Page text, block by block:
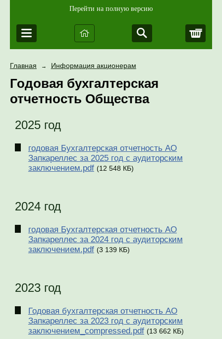
Перейти на полную версию
Главная → Информация акционерам
Годовая бухгалтерская
отчетность Общества
2025 год
годовая Бухгалтерская отчетность АО
Запкареллес за 2025 год с аудиторским
заключением.pdf (12 548 КБ)
2024 год
годовая Бухгалтерская отчетность АО
Запкареллес за 2024 год с аудиторским
заключением.pdf (3 139 КБ)
2023 год
Годовая бухгалтерская отчетность АО
Запкареллес за 2023 год с аудиторским
заключением_compressed.pdf (13 662 КБ)